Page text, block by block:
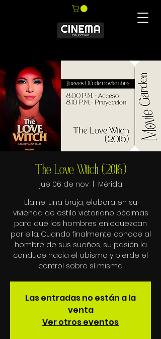
The Love Witch (2016)
jue 06 de nov
  |
Mérida
Elaine, una bruja, elabora en su
vivienda de estilo victoriano pócimas
para que los hombres enloquezcan
por ella. Cuando finalmente conoce al
hombre de sus sueños, su pasión la
conduce hacia el abismo y pierde el
control sobre sí misma.
Las entradas no están a la
venta
Ver otros eventos